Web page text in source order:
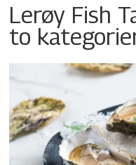
Lerøy Fish
to